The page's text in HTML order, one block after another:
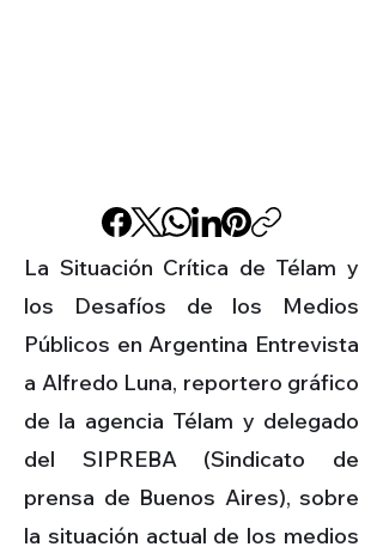
La Situación Crítica de Télam y
los Desafíos de los Medios
Públicos en Argentina Entrevista
a Alfredo Luna, reportero gráfico
de la agencia Télam y delegado
del SIPREBA (Sindicato de
prensa de Buenos Aires), sobre
la situación actual de los medios